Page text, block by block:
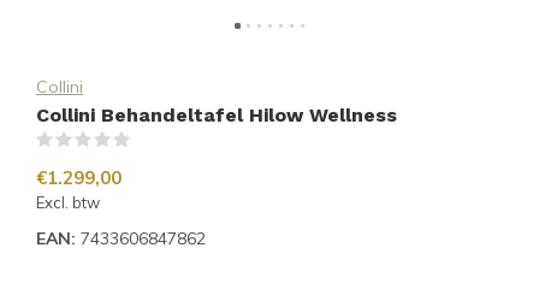
Collini
Collini Behandeltafel Hilow Wellness
€1.299,00
Excl. btw
EAN: 7433606847862